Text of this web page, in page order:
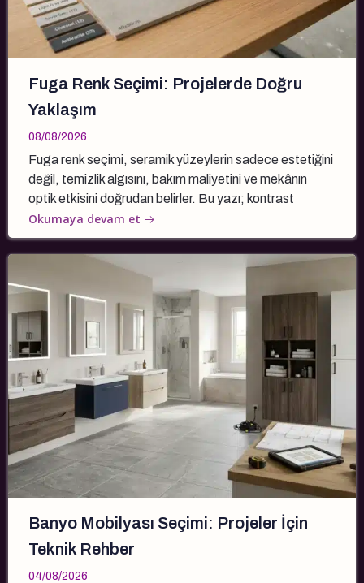
Fuga Renk Seçimi: Projelerde Doğru
Yaklaşım
08/08/2026
Fuga renk seçimi, seramik yüzeylerin sadece estetiğini
değil, temizlik algısını, bakım maliyetini ve mekânın
optik etkisini doğrudan belirler. Bu yazı; kontrast
Okumaya devam et
Banyo Mobilyası Seçimi: Projeler İçin
Teknik Rehber
04/08/2026